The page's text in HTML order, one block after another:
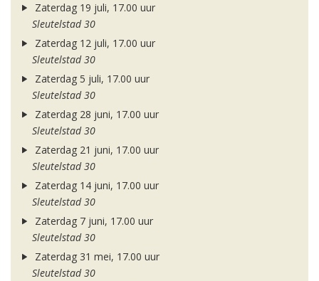
Zaterdag 19 juli, 17.00 uur
Sleutelstad 30
Zaterdag 12 juli, 17.00 uur
Sleutelstad 30
Zaterdag 5 juli, 17.00 uur
Sleutelstad 30
Zaterdag 28 juni, 17.00 uur
Sleutelstad 30
Zaterdag 21 juni, 17.00 uur
Sleutelstad 30
Zaterdag 14 juni, 17.00 uur
Sleutelstad 30
Zaterdag 7 juni, 17.00 uur
Sleutelstad 30
Zaterdag 31 mei, 17.00 uur
Sleutelstad 30